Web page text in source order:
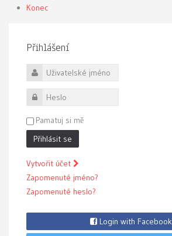
Konec
Přihlášení
Uživatelské jméno
Heslo
Pamatuj si mě
Přihlásit se
Vytvořit účet
Zapomenuté jméno?
Zapomenuté heslo?
Login with Facebook